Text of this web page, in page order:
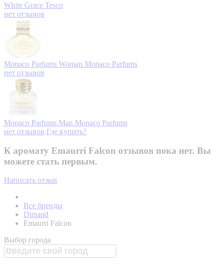
White Grace Tesco
нет отзывов
Monaco Parfums Woman Monaco Parfums
нет отзывов
Monaco Parfums Man Monaco Parfums
нет отзывов Где купить?
К аромату Emaurri Falcon отзывов пока нет. Вы
можете стать первым.
Написать отзыв
Все бренды
Dimand
Emaurri Falcon
Выбор города